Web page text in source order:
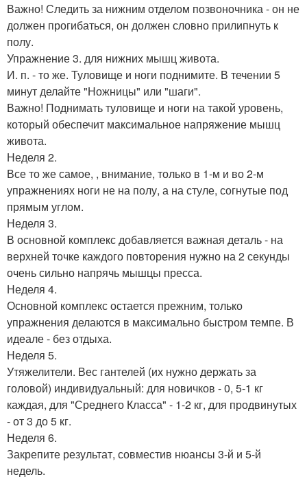
Важно! Следить за нижним отделом позвоночника - он не
должен прогибаться, он должен словно прилипнуть к
полу.
Упражнение 3. для нижних мышц живота.
И. п. - то же. Туловище и ноги поднимите. В течении 5
минут делайте "Ножницы" или "шаги".
Важно! Поднимать туловище и ноги на такой уровень,
который обеспечит максимальное напряжение мышц
живота.
Неделя 2.
Все то же самое, , внимание, только в 1-м и во 2-м
упражнениях ноги не на полу, а на стуле, согнутые под
прямым углом.
Неделя 3.
В основной комплекс добавляется важная деталь - на
верхней точке каждого повторения нужно на 2 секунды
очень сильно напрячь мышцы пресса.
Неделя 4.
Основной комплекс остается прежним, только
упражнения делаются в максимально быстром темпе. В
идеале - без отдыха.
Неделя 5.
Утяжелители. Вес гантелей (их нужно держать за
головой) индивидуальный: для новичков - 0, 5-1 кг
каждая, для "Среднего Класса" - 1-2 кг, для продвинутых
- от 3 до 5 кг.
Неделя 6.
Закрепите результат, совместив нюансы 3-й и 5-й
недель.